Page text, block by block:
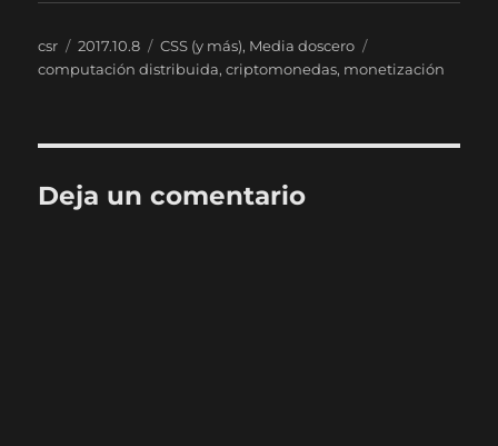
Autor
csr
Publicado
el
2017.10.8 Categorías
CSS (y más), Media doscero
computación distribuida,criptomonedas, monetización
Deja un comentario